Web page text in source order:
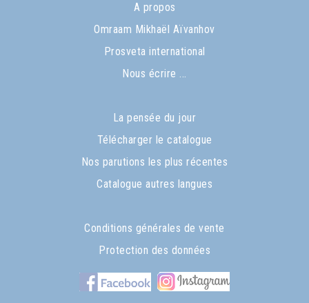
A propos
Omraam Mikhaël Aïvanhov
Prosveta international
Nous écrire ...
La pensée du jour
Télécharger le catalogue
Nos parutions les plus récentes
Catalogue autres langues
Conditions générales de vente
Protection des données